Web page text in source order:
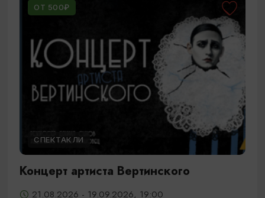
ОТ 500₽
СПЕКТАКЛИ
Концерт артиста Вертинского
21.08.2026 - 19.09.2026, 19:00